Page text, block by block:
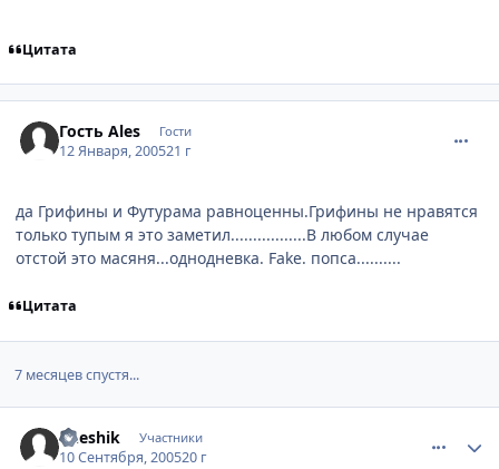
Цитата
Гость Ales Гости
12 Января, 200521 г
да Грифины и Футурама равноценны.Грифины не нравятся
только тупым я это заметил.................В любом случае
отстой это масяня...однодневка. Fake. попса..........
Цитата
7 месяцев спустя...
Cheshik Участники
10 Сентября, 200520 г